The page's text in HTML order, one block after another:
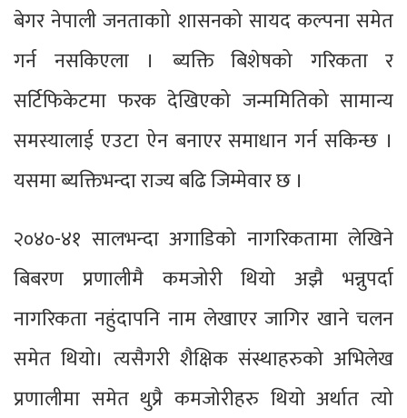
बेगर नेपाली जनताकाो शासनको सायद कल्पना समेत
गर्न नसकिएला । ब्यक्ति बिशेषको गरिकता र
सर्टिफिकेटमा फरक देखिएको जन्ममितिको सामान्य
समस्यालाई एउटा ऐन बनाएर समाधान गर्न सकिन्छ ।
यसमा ब्यक्तिभन्दा राज्य बढि जिम्मेवार छ ।
२०४०-४१ सालभन्दा अगाडिको नागरिकतामा लेखिने
बिबरण प्रणालीमै कमजोरी थियो अझै भन्नुपर्दा
नागरिकता नहुंदापनि नाम लेखाएर जागिर खाने चलन
समेत थियो। त्यसैगरी शैक्षिक संस्थाहरुको अभिलेख
प्रणालीमा समेत थुप्रै कमजोरीहरु थियो अर्थात त्यो